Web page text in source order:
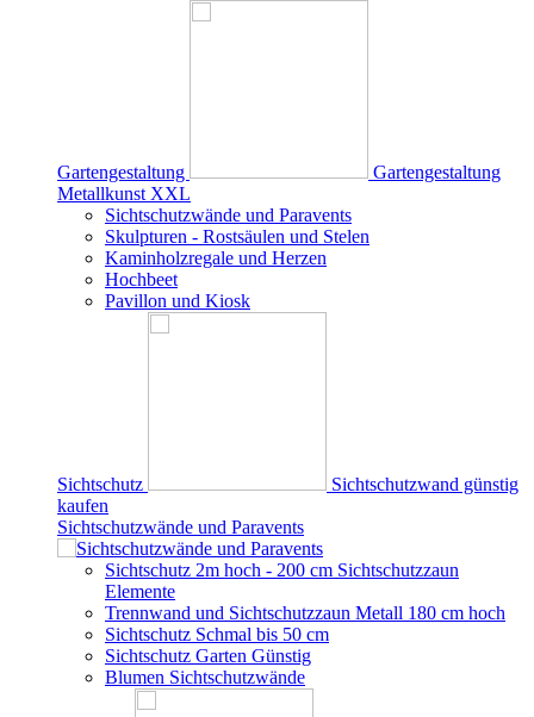
Gartengestaltung
Gartengestaltung
Metallkunst XXL
Sichtschutzwände und Paravents
Skulpturen - Rostsäulen und Stelen
Kaminholzregale und Herzen
Hochbeet
Pavillon und Kiosk
Sichtschutz
Sichtschutzwand günstig
kaufen
Sichtschutzwände und Paravents
Sichtschutz 2m hoch - 200 cm Sichtschutzzaun
Elemente
Trennwand und Sichtschutzzaun Metall 180 cm hoch
Sichtschutz Schmal bis 50 cm
Sichtschutz Garten Günstig
Blumen Sichtschutzwände